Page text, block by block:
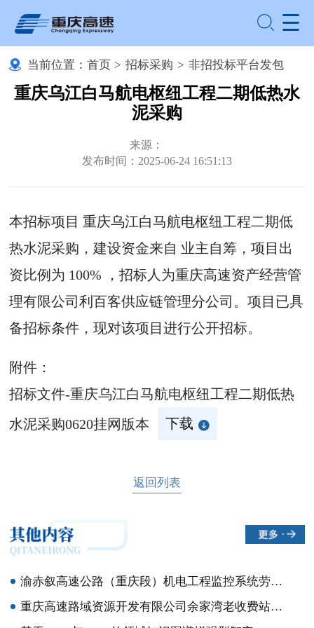
当前位置： 首页 > 招标采购 > 非招投标平台发包
重庆乌江白马航电枢纽工程二期低热水
泥采购
来源：
发布时间：2025-06-24 16:51:13
本招标项目 重庆乌江白马航电枢纽工程二期低
热水泥采购，建设资金来自 业主自筹，项目出
资比例为 100% ，招标人为重庆高速资产经营管
理有限公司利百客供应链管理分公司。项目已具
备招标条件，现对该项目进行公开招标。
附件：
招标文件-重庆乌江白马航电枢纽工程二期低热
水泥采购0620挂网版本
下载
返回列表
渝赤叙高速公路（重庆段）机电工程监控系统劳务采购中选候选人公示
重庆高速路域资源开发有限公司余家湾老收费站原收费站管理用房公开招租公告